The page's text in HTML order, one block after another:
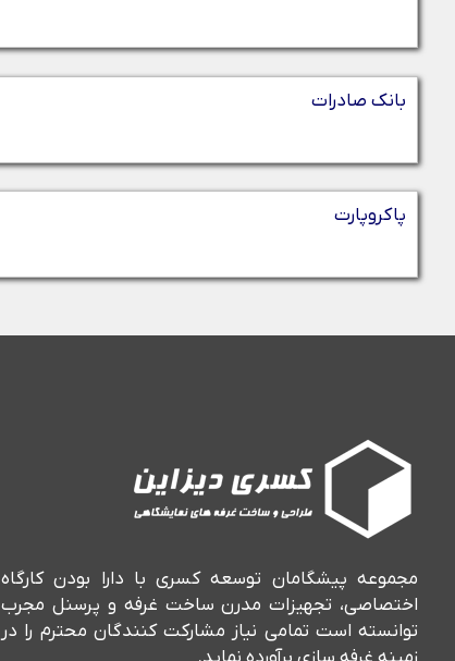
بانک صادرات
پاکروپارت
مجموعه پیشگامان توسعه کسری با دارا بودن کارگاه
اختصاصی، تجهیزات مدرن ساخت غرفه و پرسنل مجرب
توانسته است تمامی نیاز مشارکت کنندگان محترم را در